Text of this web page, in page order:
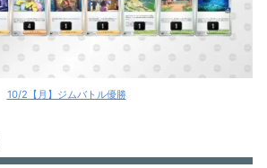
10/2【月】ジムバトル優勝